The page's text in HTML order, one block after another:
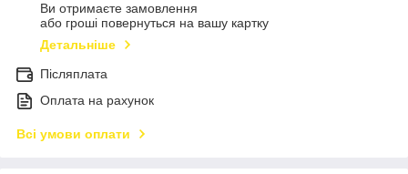
Ви отримаєте замовлення
або гроші повернуться на вашу картку
Детальніше
Післяплата
Оплата на рахунок
Всі умови оплати